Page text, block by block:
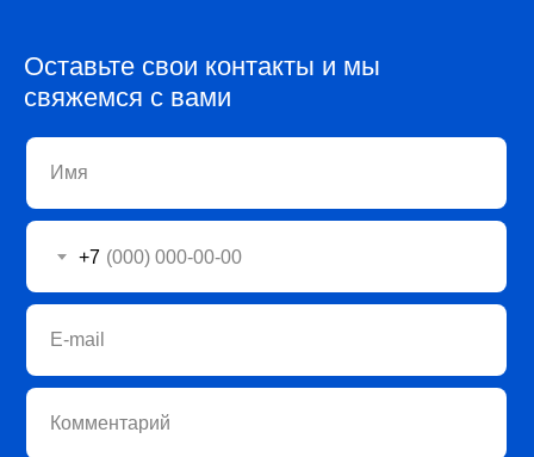
Оставьте свои контакты и мы
свяжемся с вами
Имя
+7
E-mail
Комментарий